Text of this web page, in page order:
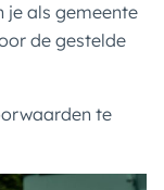
je als gemeente
de gestelde
te